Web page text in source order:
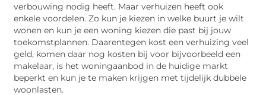
verbouwing nodig heeft. Maar verhuizen heeft ook
enkele voordelen. Zo kun je kiezen in welke buurt je wilt
wonen en kun je een woning kiezen die past bij jouw
toekomstplannen. Daarentegen kost een verhuizing veel
geld, komen daar nog kosten bij voor bijvoorbeeld een
makelaar, is het woningaanbod in de huidige markt
beperkt en kun je te maken krijgen met tijdelijk dubbele
woonlasten.